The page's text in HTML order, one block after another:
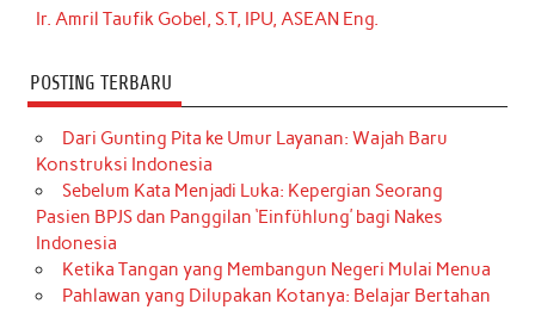
Ir. Amril Taufik Gobel, S.T, IPU, ASEAN Eng.
POSTING TERBARU
Dari Gunting Pita ke Umur Layanan: Wajah Baru
Konstruksi Indonesia
Sebelum Kata Menjadi Luka: Kepergian Seorang
Pasien BPJS dan Panggilan ‘Einfühlung’ bagi Nakes
Indonesia
Ketika Tangan yang Membangun Negeri Mulai Menua
Pahlawan yang Dilupakan Kotanya: Belajar Bertahan